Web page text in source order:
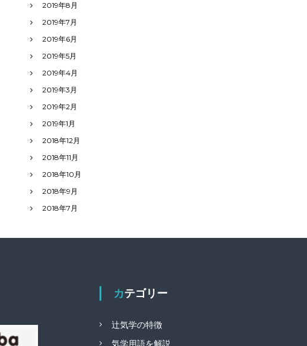
2019年8月
2019年7月
2019年6月
2019年5月
2019年4月
2019年3月
2019年2月
2019年1月
2018年12月
2018年11月
2018年10月
2018年9月
2018年7月
カテゴリー
辻気学の特徴
気学用語を解説